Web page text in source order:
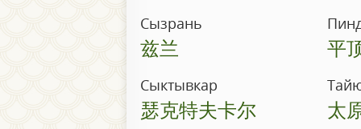
Сызрань
兹兰 平
Сыктывкар
瑟克特夫卡尔 太